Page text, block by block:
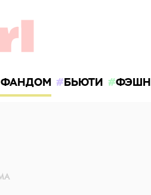
ФАНДОМ БЬЮТИ ФЭШН